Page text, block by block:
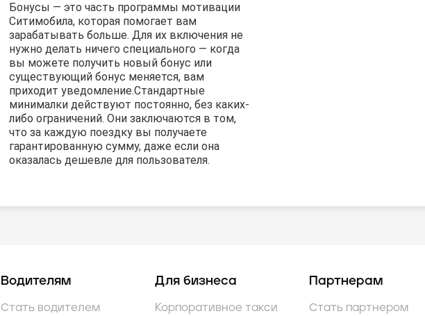
Бонусы — это часть программы мотивации
Ситимобила, которая помогает вам
зарабатывать больше. Для их включения не
нужно делать ничего специального — когда
вы можете получить новый бонус или
существующий бонус меняется, вам
приходит уведомление.Стандартные
минималки действуют постоянно, без каких-
либо ограничений. Они заключаются в том,
что за каждую поездку вы получаете
гарантированную сумму, даже если она
оказалась дешевле для пользователя.
Водителям
Стать водителем
Для бизнеса
Корпоративное такси
Партнерам
Стать партнером